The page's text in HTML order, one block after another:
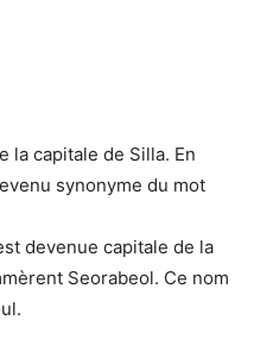
la capitale de Silla. En
synonyme du mot
devenue capitale de la
Seorabeol. Ce nom